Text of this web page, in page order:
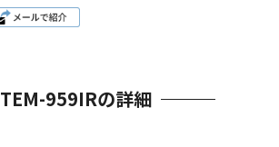
TEM-959IRの詳細